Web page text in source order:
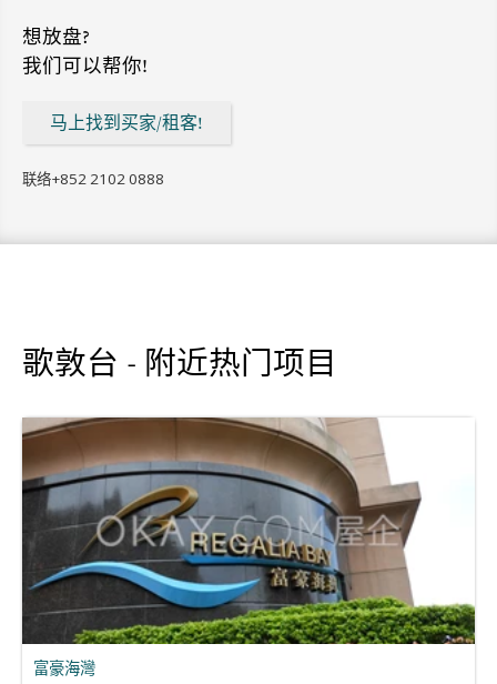
想放盘?
我们可以帮你!
马上找到买家/租客!
联络+852 2102 0888
歌敦台 - 附近热门项目
富豪海灣